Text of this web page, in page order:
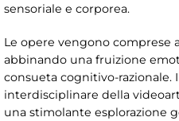
sensoriale e corporea.
Le opere vengono comprese
abbinando una fruizione
consueta cognitivo-razionale.
interdisciplinare della
una stimolante esplorazione